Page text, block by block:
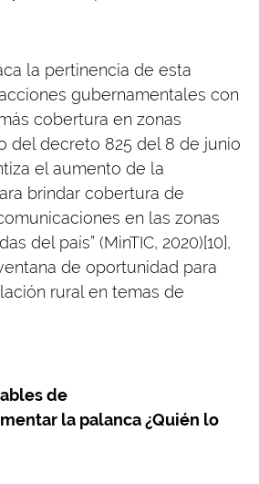
la pertinencia de esta
gubernamentales con
cobertura en zonas
del decreto 825 del 8 de junio
el aumento de la
brindar cobertura de
en las zonas
del país” (MinTIC, 2020)[10],
de oportunidad para
rural en temas de
de
la palanca ¿Quién lo